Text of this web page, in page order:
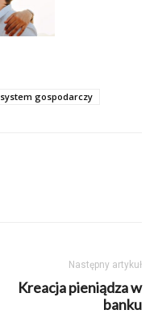
system gospodarczy
Następny artykuł
Kreacja pieniądza w
banku